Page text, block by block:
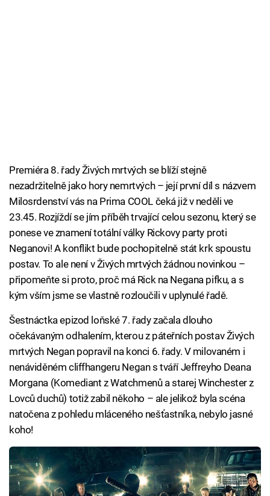
Premiéra 8. řady Živých mrtvých se blíží stejně
nezadržitelně jako hory nemrtvých – její první díl s názvem
Milosrdenství vás na Prima COOL čeká již v neděli ve
23.45. Rozjíždí se jím příběh trvající celou sezonu, který se
ponese ve znamení totální války Rickovy party proti
Neganovi! A konflikt bude pochopitelně stát krk spoustu
postav. To ale není v Živých mrtvých žádnou novinkou –
připomeňte si proto, proč má Rick na Negana pifku, a s
kým vším jsme se vlastně rozloučili v uplynulé řadě.
Šestnáctka epizod loňské 7. řady začala dlouho
očekávaným odhalením, kterou z páteřních postav Živých
mrtvých Negan popravil na konci 6. řady. V milovaném i
nenáviděném cliffhangeru Negan s tváří Jeffreyho Deana
Morgana (Komediant z Watchmenů a starej Winchester z
Lovců duchů) totiž zabil někoho – ale jelikož byla scéna
natočena z pohledu mláceného nešťastníka, nebylo jasné
koho!